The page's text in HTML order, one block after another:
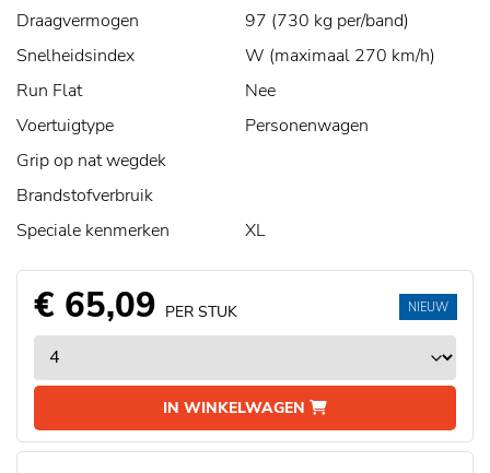
Draagvermogen
97 (730 kg per/band)
Snelheidsindex
W (maximaal 270 km/h)
Run Flat
Nee
Voertuigtype
Personenwagen
Grip op nat wegdek
Brandstofverbruik
Speciale kenmerken
XL
€ 65,09 PER STUK
IN WINKELWAGEN
NIEUW